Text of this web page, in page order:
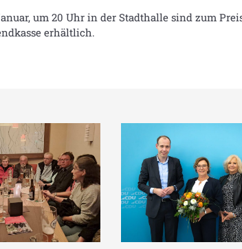
um 20 Uhr in der Stadthalle sind zum
erhältlich.